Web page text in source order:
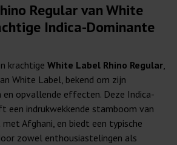
Regular van White
Indica-Dominante
krachtige White Label Rhino Regular,
White Label, bekend om zijn
en opvallende effecten. Deze Indica-
een indrukwekkende stamboom van
Afghani, en biedt een typische
zowel enthousiastelingen als